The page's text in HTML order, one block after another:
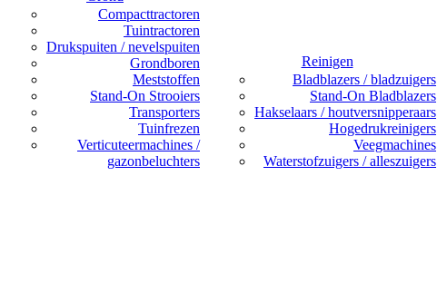
Compacttractoren
Tuintractoren
Drukspuiten / nevelspuiten
Grondboren
Meststoffen
Stand-On Strooiers
Transporters
Tuinfrezen
Verticuteermachines /
gazonbeluchters
Reinigen
Bladblazers / bladzuigers
Stand-On Bladblazers
Hakselaars / houtversnipperaars
Hogedrukreinigers
Veegmachines
Waterstofzuigers / alleszuigers